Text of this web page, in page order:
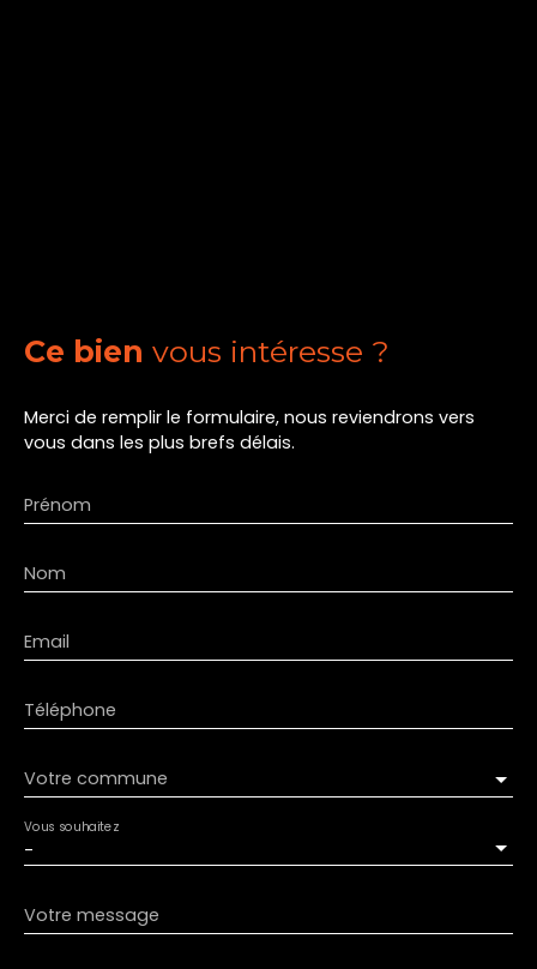
Ce bien vous intéresse ?
Merci de remplir le formulaire, nous reviendrons vers
vous dans les plus brefs délais.
Prénom
Nom
Email
Téléphone
Votre commune
-
Vous souhaitez
Votre message